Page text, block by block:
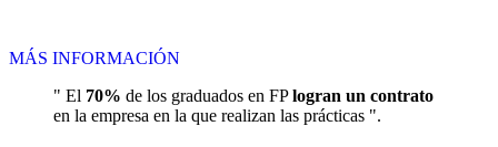
MÁS INFORMACIÓN
" El 70% de los graduados en FPlogran un contrato
en la empresa en la que realizan las prácticas ".